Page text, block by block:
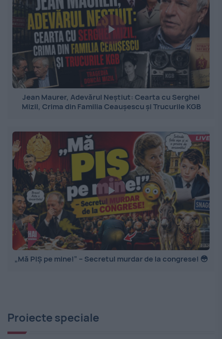
Jean Maurer, Adevărul Neștiut: Cearta cu Serghei
Mizil, Crima din Familia Ceaușescu și Trucurile KGB
„Mă PIȘ pe mine!” – Secretul murdar de la congrese! 😳
Proiecte speciale